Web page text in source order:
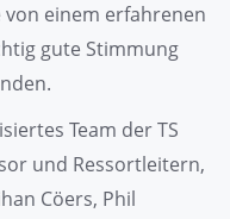
einem erfahrenen
gute Stimmung
Team der TS
und Ressortleitern,
Cöers, Phil